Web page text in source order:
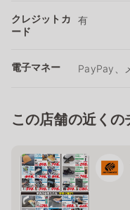
クレジットカ
ード
有
電子マネー PayPay、
この店舗の近くの